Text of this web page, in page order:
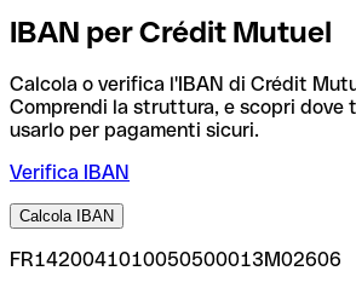
IBAN per Crédit Mutuel
Calcola o verifica l'IBAN di Crédit
Comprendi la struttura, e scopri dove
usarlo per pagamenti sicuri.
Verifica IBAN
Calcola IBAN
FR1420041010050500013M02606